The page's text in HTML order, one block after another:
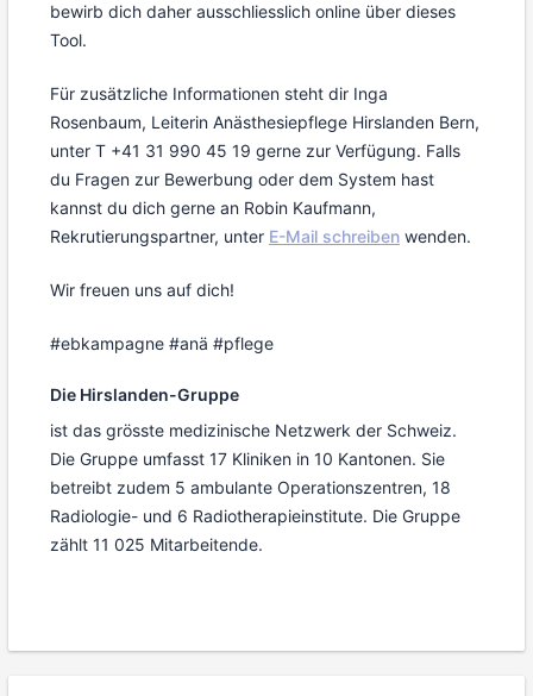
bewirb dich daher ausschliesslich online über dieses
Tool.
Für zusätzliche Informationen steht dir Inga
Rosenbaum, Leiterin Anästhesiepflege Hirslanden Bern,
unter T +41 31 990 45 19 gerne zur Verfügung. Falls
du Fragen zur Bewerbung oder dem System hast
kannst du dich gerne an Robin Kaufmann,
Rekrutierungspartner, unter E-Mail schreiben wenden.
Wir freuen uns auf dich!
#ebkampagne #anä #pflege
Die Hirslanden-Gruppe
ist das grösste medizinische Netzwerk der Schweiz.
Die Gruppe umfasst 17 Kliniken in 10 Kantonen. Sie
betreibt zudem 5 ambulante Operationszentren, 18
Radiologie- und 6 Radiotherapieinstitute. Die Gruppe
zählt 11 025 Mitarbeitende.